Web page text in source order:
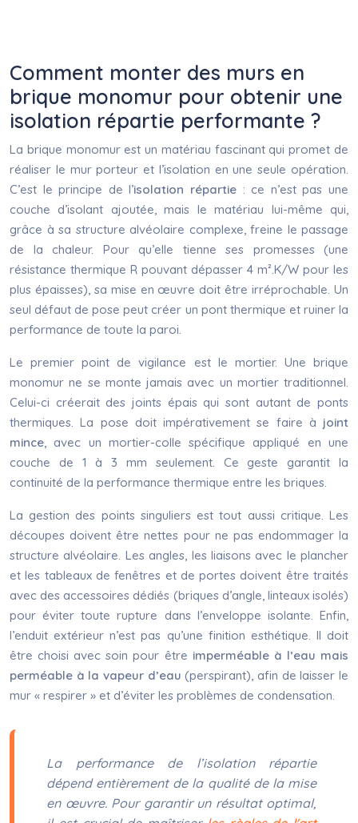
Comment monter des murs en
brique monomur pour obtenir une
isolation répartie performante ?
La brique monomur est un matériau fascinant qui promet de
réaliser le mur porteur et l’isolation en une seule opération.
C’est le principe de l’isolation répartie : ce n’est pas une
couche d’isolant ajoutée, mais le matériau lui-même qui,
grâce à sa structure alvéolaire complexe, freine le passage
de la chaleur. Pour qu’elle tienne ses promesses (une
résistance thermique R pouvant dépasser 4 m².K/W pour les
plus épaisses), sa mise en œuvre doit être irréprochable. Un
seul défaut de pose peut créer un pont thermique et ruiner la
performance de toute la paroi.
Le premier point de vigilance est le mortier. Une brique
monomur ne se monte jamais avec un mortier traditionnel.
Celui-ci créerait des joints épais qui sont autant de ponts
thermiques. La pose doit impérativement se faire à joint
mince, avec un mortier-colle spécifique appliqué en une
couche de 1 à 3 mm seulement. Ce geste garantit la
continuité de la performance thermique entre les briques.
La gestion des points singuliers est tout aussi critique. Les
découpes doivent être nettes pour ne pas endommager la
structure alvéolaire. Les angles, les liaisons avec le plancher
et les tableaux de fenêtres et de portes doivent être traités
avec des accessoires dédiés (briques d’angle, linteaux isolés)
pour éviter toute rupture dans l’enveloppe isolante. Enfin,
l’enduit extérieur n’est pas qu’une finition esthétique. Il doit
être choisi avec soin pour être imperméable à l’eau mais
perméable à la vapeur d’eau (perspirant), afin de laisser le
mur « respirer » et d’éviter les problèmes de condensation.
La performance de l’isolation répartie
dépend entièrement de la qualité de la mise
en œuvre. Pour garantir un résultat optimal,